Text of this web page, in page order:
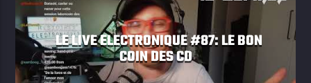
LE LIVE ELECTRONIQUE #87: LE BON
COIN DES CD